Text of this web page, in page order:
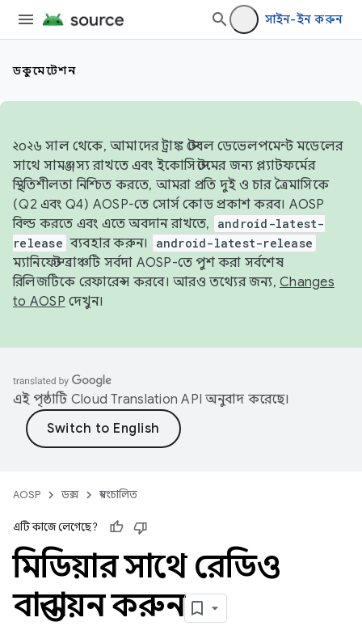
সাইন-ইন করুন
ডকুমেন্টেশন
২০২৬ সাল থেকে, আমাদের ট্রাঙ্ক স্টেবল ডেভেলপমেন্ট মডেলের
সাথে সামঞ্জস্য রাখতে এবং ইকোসিস্টেমের জন্য প্ল্যাটফর্মের
স্থিতিশীলতা নিশ্চিত করতে, আমরা প্রতি দুই ও চার ত্রৈমাসিকে
(Q2 এবং Q4) AOSP-তে সোর্স কোড প্রকাশ করব। AOSP
বিল্ড করতে এবং এতে অবদান রাখতে,
android-latest-
release ব্যবহার করুন। android-latest-release
ম্যানিফেস্ট ব্রাঞ্চটি সর্বদা AOSP-তে পুশ করা সর্বশেষ
রিলিজটিকে রেফারেন্স করবে। আরও তথ্যের জন্য, Changes
to AOSP দেখুন।
এই পৃষ্ঠাটি Cloud Translation API অনুবাদ করেছে।
AOSP ডক্স স্বয়ংচালিত
এটি কাজে লেগেছে?
মিডিয়ার সাথে রেডিও
বাস্তবায়ন করুন